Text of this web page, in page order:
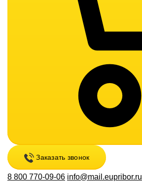
Заказать звонок
8 800 770-09-06 info@mail.eupribor.ru